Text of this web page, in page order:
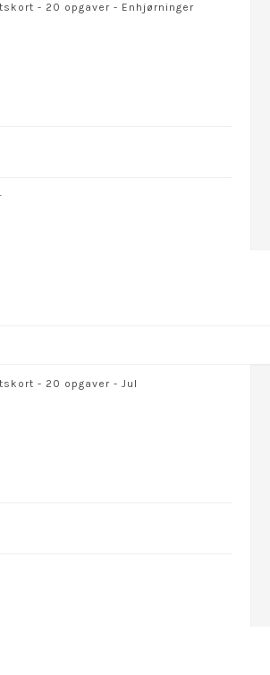
- 20 opgaver - Enhjørninger
- 20 opgaver - Jul